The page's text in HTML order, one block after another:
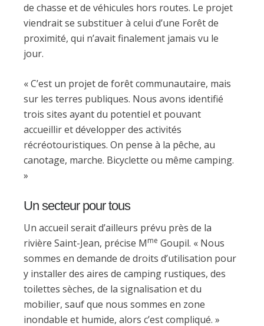
de chasse et de véhicules hors routes. Le projet
viendrait se substituer à celui d’une Forêt de
proximité, qui n’avait finalement jamais vu le
jour.
« C’est un projet de forêt communautaire, mais
sur les terres publiques. Nous avons identifié
trois sites ayant du potentiel et pouvant
accueillir et développer des activités
récréotouristiques. On pense à la pêche, au
canotage, marche. Bicyclette ou même camping.
»
Un secteur pour tous
Un accueil serait d’ailleurs prévu près de la
rivière Saint-Jean, précise Mme Goupil. « Nous
sommes en demande de droits d’utilisation pour
y installer des aires de camping rustiques, des
toilettes sèches, de la signalisation et du
mobilier, sauf que nous sommes en zone
inondable et humide, alors c’est compliqué. »